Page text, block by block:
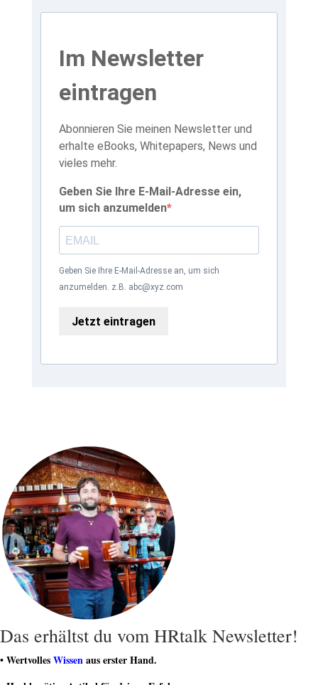
Im Newsletter
eintragen
Abonnieren Sie meinen Newsletter und
erhalte eBooks, Whitepapers, News und
vieles mehr.
Geben Sie Ihre E-Mail-Adresse ein,
um sich anzumelden
Geben Sie Ihre E-Mail-Adresse an, um sich
anzumelden. z.B. abc@xyz.com
Jetzt eintragen
Das erhältst du vom HRtalk Newsletter!
• WertvollesWissenaus erster Hand.